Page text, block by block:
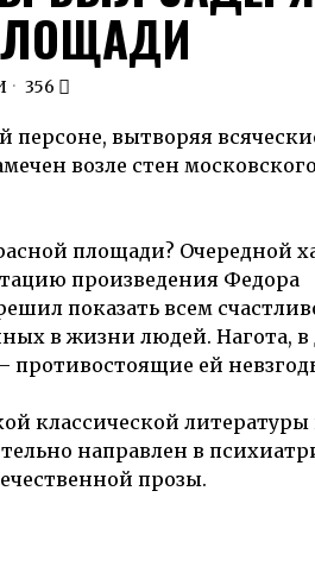
356
вытворяя
возле стен
площади? Очередной
произведения Федора
показать всем
в жизни людей. Нагота,
противостоящие ей
классической литературы
направлен в
прозы.